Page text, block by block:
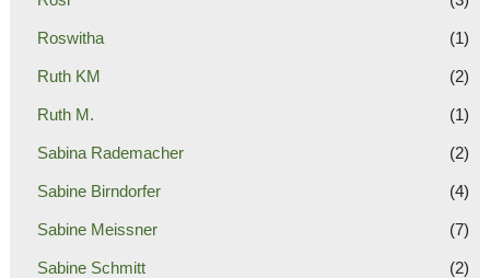
Roswitha (1)
Ruth KM (2)
Ruth M. (1)
Sabina Rademacher (2)
Sabine Birndorfer (4)
Sabine Meissner (7)
Sabine Schmitt (2)